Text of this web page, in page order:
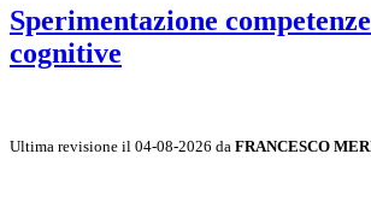
Sperimentazione
cognitive
Ultima revisione il 04-08-2026 da FRANCESCO